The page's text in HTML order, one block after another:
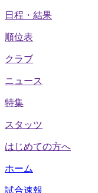
日程・結果
順位表
クラブ
ニュース
特集
スタッツ
はじめての方へ
ホーム
試合速報